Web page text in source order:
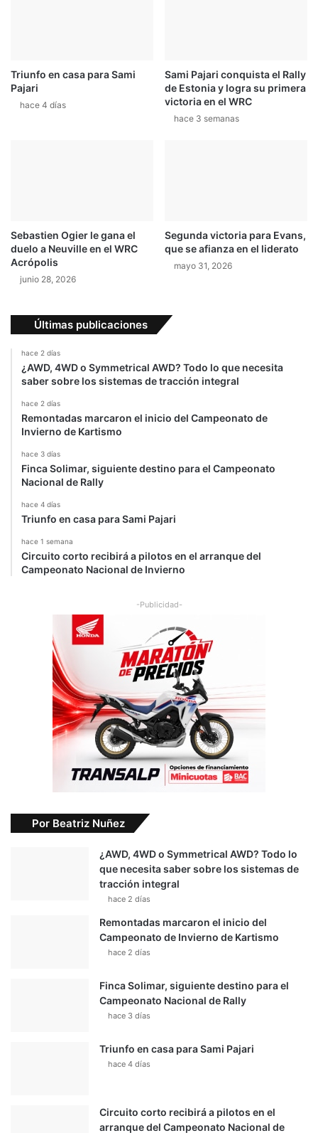
Triunfo en casa para Sami
Pajari
hace 4 días
Sami Pajari conquista el Rally
de Estonia y logra su primera
victoria en el WRC
hace 3 semanas
Sebastien Ogier le gana el
duelo a Neuville en el WRC
Acrópolis
junio 28, 2026
Segunda victoria para Evans,
que se afianza en el liderato
mayo 31, 2026
Últimas publicaciones
hace 2 días
¿AWD, 4WD o Symmetrical AWD? Todo lo que necesita
saber sobre los sistemas de tracción integral
hace 2 días
Remontadas marcaron el inicio del Campeonato de
Invierno de Kartismo
hace 3 días
Finca Solimar, siguiente destino para el Campeonato
Nacional de Rally
hace 4 días
Triunfo en casa para Sami Pajari
hace 1 semana
Circuito corto recibirá a pilotos en el arranque del
Campeonato Nacional de Invierno
-Publicidad-
Por Beatriz Nuñez
¿AWD, 4WD o Symmetrical AWD? Todo lo
que necesita saber sobre los sistemas de
tracción integral
hace 2 días
Remontadas marcaron el inicio del
Campeonato de Invierno de Kartismo
hace 2 días
Finca Solimar, siguiente destino para el
Campeonato Nacional de Rally
hace 3 días
Triunfo en casa para Sami Pajari
hace 4 días
Circuito corto recibirá a pilotos en el
arranque del Campeonato Nacional de